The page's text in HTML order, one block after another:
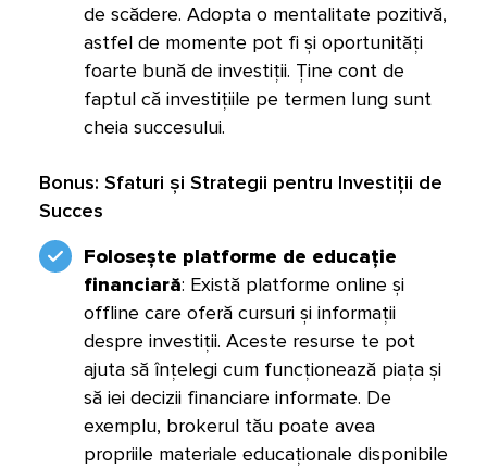
de scădere. Adopta o mentalitate pozitivă,
astfel de momente pot fi și oportunități
foarte bună de investiții. Ține cont de
faptul că investițiile pe termen lung sunt
cheia succesului.
Bonus: Sfaturi și Strategii pentru Investiții de
Succes
Folosește platforme de educație
financiară: Există platforme online și
offline care oferă cursuri și informații
despre investiții. Aceste resurse te pot
ajuta să înțelegi cum funcționează piața și
să iei decizii financiare informate. De
exemplu, brokerul tău poate avea
propriile materiale educaționale disponibile